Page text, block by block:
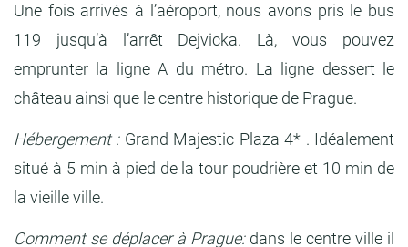
Une fois arrivés à l’aéroport, nous avons pris le bus
119 jusqu’à l’arrêt Dejvicka. Là, vous pouvez
emprunter la ligne A du métro. La ligne dessert le
château ainsi que le centre historique de Prague.
Hébergement :Grand Majestic Plaza 4* . Idéalement
situé à 5 min à pied de la tour poudrière et 10 min de
la vieille ville.
Comment se déplacer à Prague:dans le centre ville il